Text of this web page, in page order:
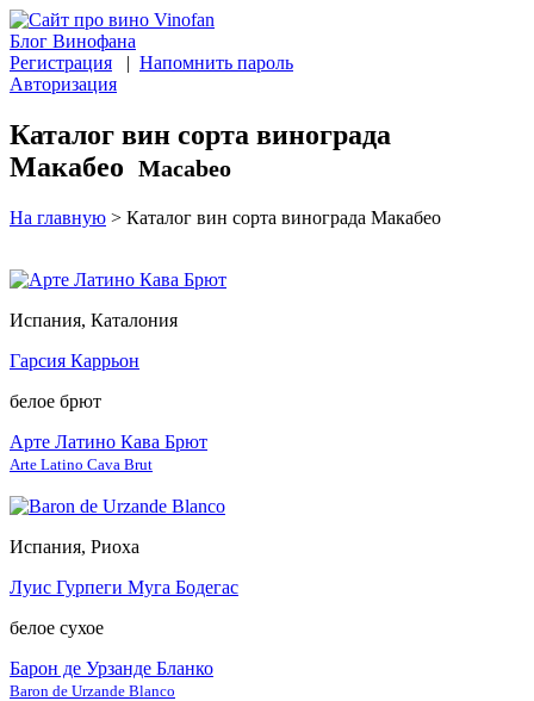
Блог Винофана
Регистрация | Напомнить пароль
Авторизация
Каталог вин сорта винограда
Макабео Macabeo
На главную > Каталог вин сорта винограда Макабео
Испания, Каталония
Гарсия Каррьон
белое брют
Арте Латино Кава Брют
Arte Latino Cava Brut
Испания, Риоха
Луис Гурпеги Муга Бодегас
белое сухое
Барон де Урзанде Бланко
Baron de Urzande Blanco